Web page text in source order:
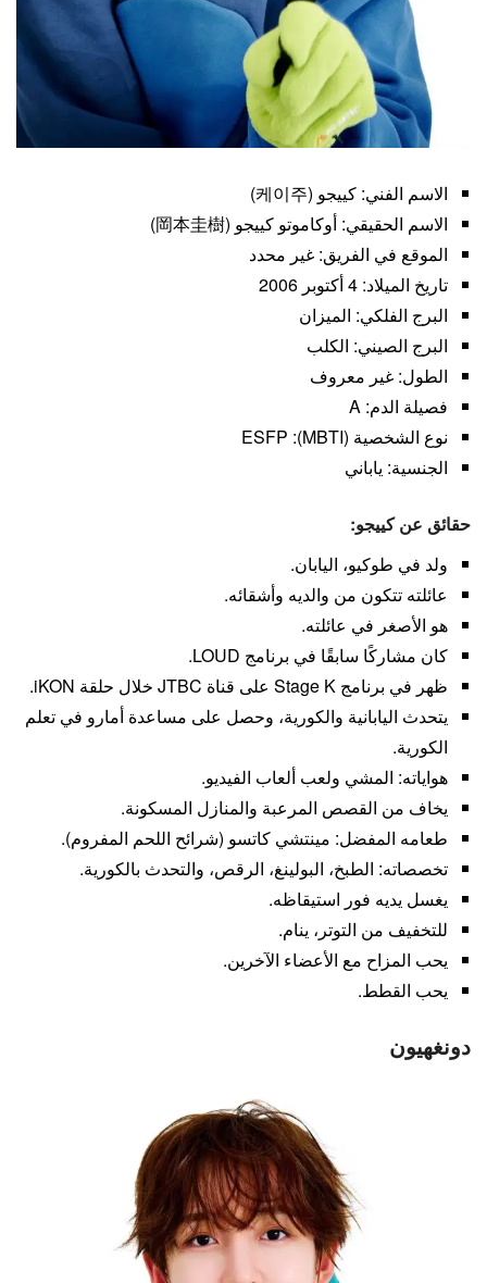
الاسم الفني: كييجو (케이주)
الاسم الحقيقي: أوكاموتو كييجو (岡本圭樹)
الموقع في الفريق: غير محدد
تاريخ الميلاد: 4 أكتوبر 2006
البرج الفلكي: الميزان
البرج الصيني: الكلب
الطول: غير معروف
فصيلة الدم: A
نوع الشخصية (MBTI): ESFP
الجنسية: ياباني
حقائق عن كييجو:
ولد في طوكيو، اليابان.
عائلته تتكون من والديه وأشقائه.
هو الأصغر في عائلته.
كان مشاركًا سابقًا في برنامج LOUD.
ظهر في برنامج Stage K على قناة JTBC خلال حلقة iKON.
يتحدث اليابانية والكورية، وحصل على مساعدة أمارو في تعلم
الكورية.
هواياته: المشي ولعب ألعاب الفيديو.
يخاف من القصص المرعبة والمنازل المسكونة.
طعامه المفضل: مينتشي كاتسو (شرائح اللحم المفروم).
تخصصاته: الطبخ، البولينغ، الرقص، والتحدث بالكورية.
يغسل يديه فور استيقاظه.
للتخفيف من التوتر، ينام.
يحب المزاح مع الأعضاء الآخرين.
يحب القطط.
دونغهيون